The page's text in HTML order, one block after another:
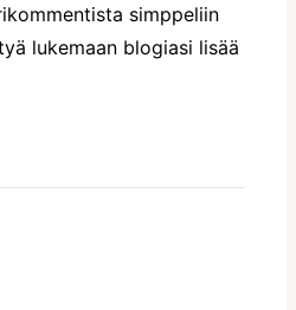
simppeliin
lukemaan blogiasi lisää